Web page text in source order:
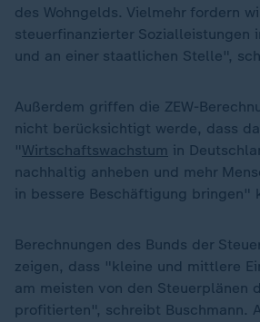
des Wohngelds. Vielmehr fordern
steuerfinanzierter Sozialleistungen
und an einer staatlichen Stelle",
Außerdem griffen die ZEW-
nicht berücksichtigt werde, dass
"Wirtschaftswachstum in
nachhaltig anheben und mehr
in bessere Beschäftigung bringen"
Berechnungen des Bunds der
zeigen, dass "kleine und mittlere
am meisten von den Steuerplänen
profitierten", schreibt Buschmann.